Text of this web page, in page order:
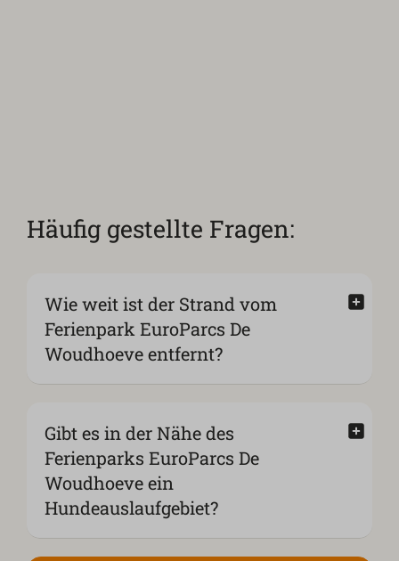
Häufig gestellte Fragen:
Wie weit ist der Strand vom
Ferienpark EuroParcs De
Woudhoeve entfernt?
Gibt es in der Nähe des
Ferienparks EuroParcs De
Woudhoeve ein
Hundeauslaufgebiet?